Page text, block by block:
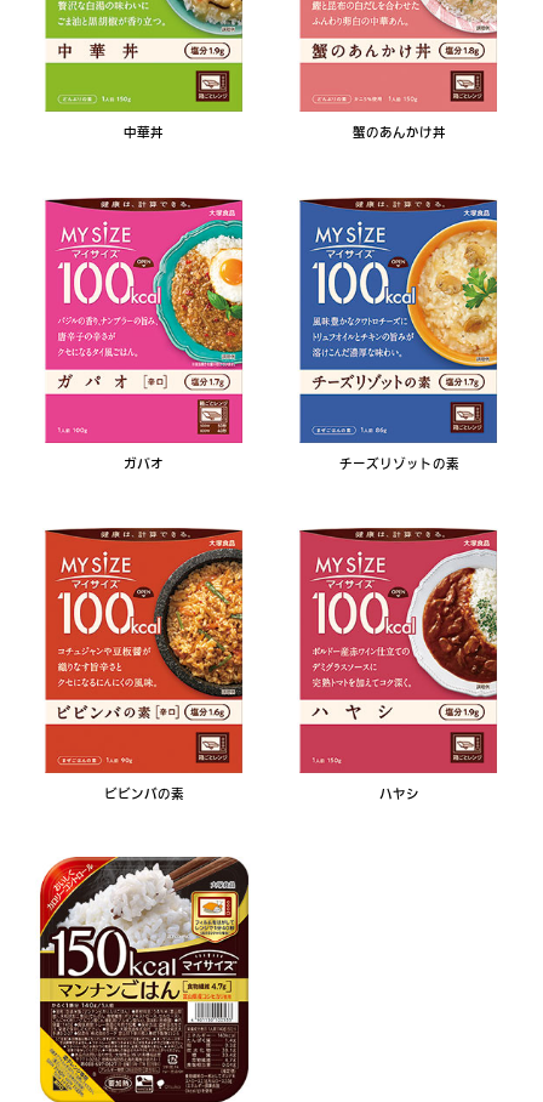
中華丼 蟹のあんかけ丼
ガパオ チーズリゾットの素
ビビンバの素 ハヤシ